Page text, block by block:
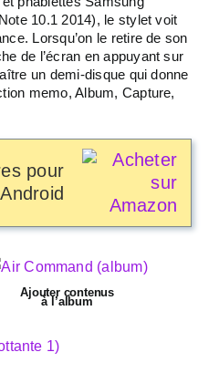
10.1 2014), le stylet voit
Lorsqu’on le retire de son
de l’écran en appuyant sur
un demi-disque qui donne
memo, Album, Capture,
pour
Ajouter contenus
à l’album